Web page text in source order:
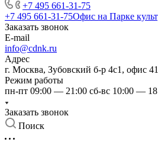
+7 495 661-31-75
+7 495 661-31-75Офис на Парке
Заказать звонок
E-mail
info@cdnk.ru
Адрес
г. Москва, Зубовский б-р 4с1, офис
Режим работы
пн-пт 09:00 — 21:00 сб-вс 10:00 —
Заказать звонок
Поиск